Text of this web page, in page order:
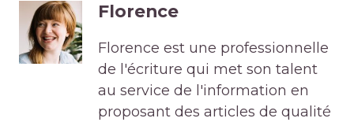
Florence
Florence est une professionnelle
de l'écriture qui met son talent
au service de l'information en
proposant des articles de qualité